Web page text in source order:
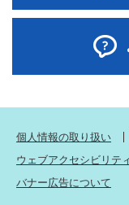
個人情報の取り扱い
ウェブアクセシビリテ
バナー広告について